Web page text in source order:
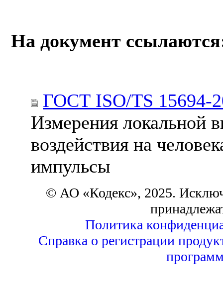
На документ
ГОСТ ISO/TS 15694-
Измерения локальной
воздействия на
импульсы
© АО «Кодекс», 2025.
Политика
Справка о регистрации